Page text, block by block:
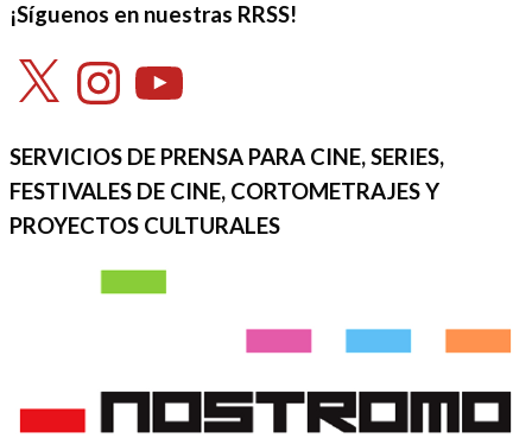
¡Síguenos en nuestras RRSS!
X InstagramYouTube
SERVICIOS DE PRENSA PARA CINE, SERIES,
FESTIVALES DE CINE, CORTOMETRAJES Y
PROYECTOS CULTURALES